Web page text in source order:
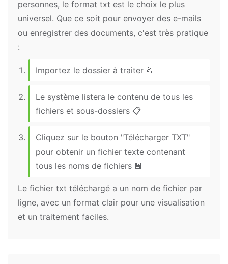
personnes, le format txt est le choix le plus
universel. Que ce soit pour envoyer des e-mails
ou enregistrer des documents, c'est très pratique
:
Importez le dossier à traiter 📂
Le système listera le contenu de tous les
fichiers et sous-dossiers 📋
Cliquez sur le bouton "Télécharger TXT"
pour obtenir un fichier texte contenant
tous les noms de fichiers 💾
Le fichier txt téléchargé a un nom de fichier par
ligne, avec un format clair pour une visualisation
et un traitement faciles.